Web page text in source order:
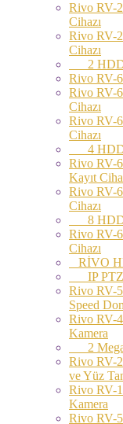
Rivo RV-
Cihazı
Rivo RV-
Cihazı
2 HDD
Rivo RV-
Rivo RV-
Cihazı
Rivo RV-
Cihazı
4 HDD
Rivo RV-
Kayıt
Rivo RV-
Cihazı
8 HDD
Rivo RV-
Cihazı
RİVO
IP PTZ
Rivo RV-
Speed
Rivo RV-
Kamera
2
Rivo RV-
ve Yüz
Rivo RV-
Kamera
Rivo RV-